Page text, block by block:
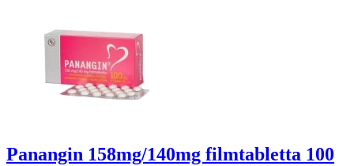
Panangin 158mg/140mg filmtabletta 100